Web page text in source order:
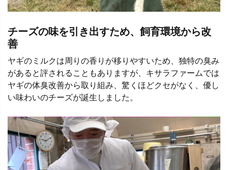
チーズの味を引き出すため、飼育環境から改
善
ヤギのミルクは周りの香りが移りやすいため、独特の臭み
があると評されることもありますが、キサラファームでは
ヤギの体臭改善から取り組み、驚くほどクセがなく、優し
い味わいのチーズが誕生しました。